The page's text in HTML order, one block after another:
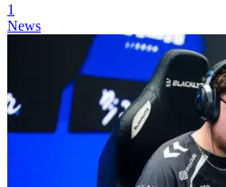
1
News